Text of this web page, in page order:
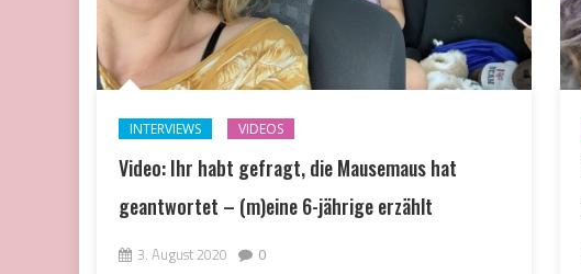
INTERVIEWS VIDEOS
Video: Ihr habt gefragt, die Mausemaus hat
geantwortet – (m)eine 6-jährige erzählt
3. August 2020 0